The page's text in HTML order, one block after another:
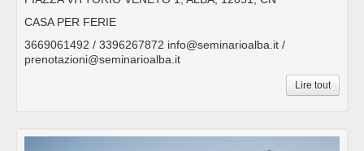
CASA PER FERIE
3669061492 / 3396267872 info@seminarioalba.it /
prenotazioni@seminarioalba.it
Lire tout